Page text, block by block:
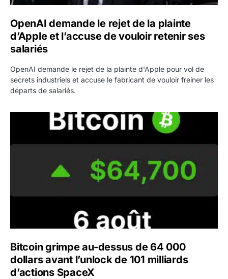
OpenAI demande le rejet de la plainte
d’Apple et l’accuse de vouloir retenir ses
salariés
OpenAI demande le rejet de la plainte d'Apple pour vol de
secrets industriels et accuse le fabricant de vouloir freiner les
départs de salariés.
Bitcoin grimpe au-dessus de 64 000 dollars avant
Bitcoin grimpe au-dessus de 64 000
dollars avant l’unlock de 101 milliards
d’actions SpaceX